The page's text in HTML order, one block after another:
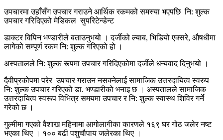
उपचारमा उहाँसँग उपचार गराउने आर्थिक रकमको समस्या भएपछि नि: शुल्क
उपचार गरिदिएको मेडिकल सुपरिटेन्डेन्ट
डाक्टर विपिन भण्डारीले बताउनुभयो । दर्जीको ल्याब, भिडियो एक्सरे, औषधीमा
लागेको सम्पूर्ण रकम नि: शुल्क गरिएको हो ।
अस्पतालले नि: शुल्क रूपमा उपचार गरिदिएकोमा दर्जीले धन्यवाद दिनुभयो ।
दैवीप्रकोपमा परेर उपचार गराउन नसक्नेलाई सामाजिक उत्तरदायित्व स्वरुप
नि: शुल्क उपचार गरिएको डा. भण्डारीको भनाइ छ । अस्पतालले सामाजिक
उत्तरदायित्व स्वरूप विभित्र समयमा उपचार र नि: शुल्क स्वास्थ शिविर गर्ने
गरेको छ ।
गुल्मीमा गएको वैशाख महिनामा आगोलागीका कारणले १६९ घर गोठ जलेर नष्ट
भएका थिए । १०० बढी पशुचौपाय जलेरका थिए ।